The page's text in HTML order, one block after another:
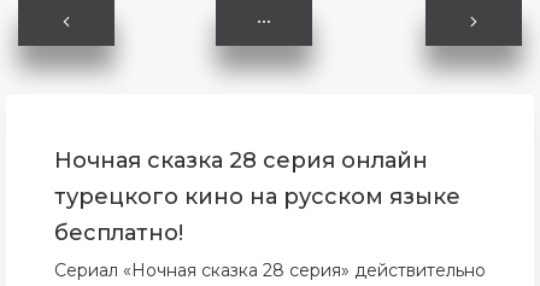
Ночная сказка 28 серия онлайн
турецкого кино на русском языке
бесплатно!
Сериал «Ночная сказка 28 серия» действительно